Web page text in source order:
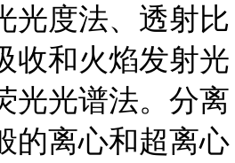
光度法、透射比
收和火焰发射光
光光谱法。分离
的离心和超离心